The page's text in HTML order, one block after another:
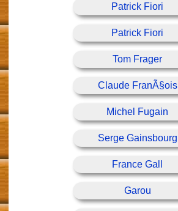
Patrick Fiori
Patrick Fiori
Tom Frager
Claude FranÃ§ois
Michel Fugain
Serge Gainsbourg
France Gall
Garou